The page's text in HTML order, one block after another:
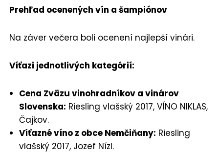
Prehľad ocenených vín a šampiónov
Na záver večera boli ocenení najlepší vinári.
Víťazi jednotlivých kategórií:
Cena Zväzu vinohradníkov a vinárov
Slovenska: Riesling vlašský 2017, VÍNO NIKLAS,
Čajkov.
Víťazné víno z obce Nemčiňany: Riesling
vlašský 2017, Jozef Nízl.